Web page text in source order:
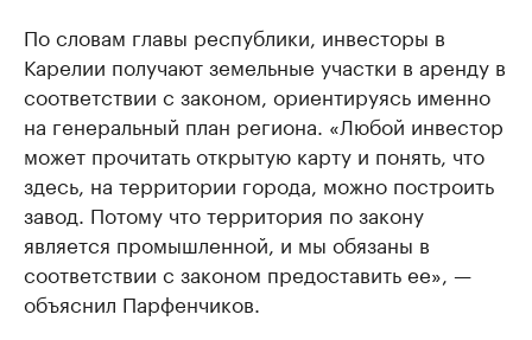
По словам главы республики, инвесторы в
Карелии получают земельные участки в аренду в
соответствии с законом, ориентируясь именно
на генеральный план региона. «Любой инвестор
может прочитать открытую карту и понять, что
здесь, на территории города, можно построить
завод. Потому что территория по закону
является промышленной, и мы обязаны в
соответствии с законом предоставить ее», —
объяснил Парфенчиков.